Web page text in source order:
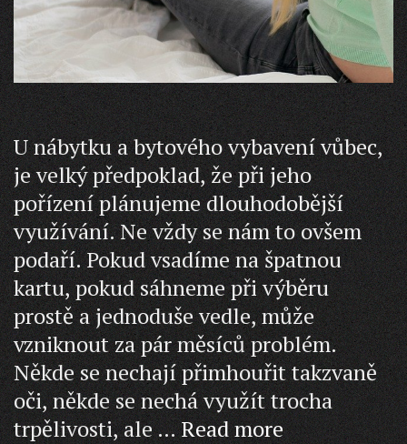
U nábytku a bytového vybavení vůbec,
je velký předpoklad, že při jeho
pořízení plánujeme dlouhodobější
využívání. Ne vždy se nám to ovšem
podaří. Pokud vsadíme na špatnou
kartu, pokud sáhneme při výběru
prostě a jednoduše vedle, může
vzniknout za pár měsíců problém.
Někde se nechají přimhouřit takzvaně
oči, někde se nechá využít trocha
trpělivosti, ale …Read moreSprávná